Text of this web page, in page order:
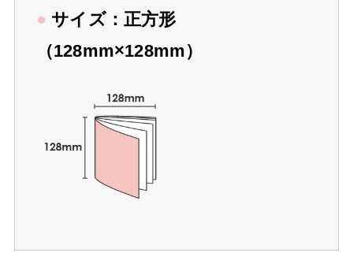
● サイズ：正方形
（128mm×128mm）